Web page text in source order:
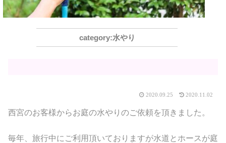
水やり
2020.09.25 2020.11.02
西宮のお客様からお庭の水やりのご依頼を頂きました。
毎年、旅行中にご利用頂いておりますが水道とホースが庭